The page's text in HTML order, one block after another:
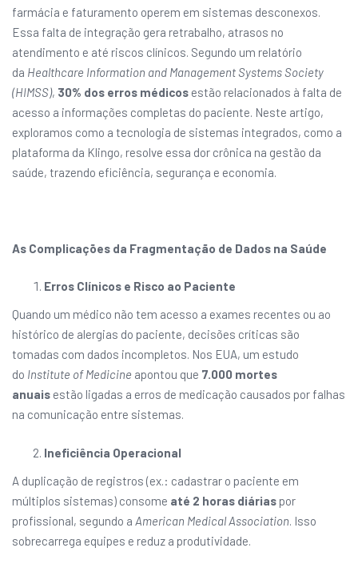
farmácia e faturamento operem em sistemas desconexos.
Essa falta de integração gera retrabalho, atrasos no
atendimento e até riscos clínicos. Segundo um relatório
da Healthcare Information and Management Systems Society
(HIMSS), 30% dos erros médicos estão relacionados à falta de
acesso a informações completas do paciente. Neste artigo,
exploramos como a tecnologia de sistemas integrados, como a
plataforma da Klingo, resolve essa dor crônica na gestão da
saúde, trazendo eficiência, segurança e economia.
As Complicações da Fragmentação de Dados na Saúde
Erros Clínicos e Risco ao Paciente
Quando um médico não tem acesso a exames recentes ou ao
histórico de alergias do paciente, decisões críticas são
tomadas com dados incompletos. Nos EUA, um estudo
do Institute of Medicine apontou que 7.000 mortes
anuais estão ligadas a erros de medicação causados por falhas
na comunicação entre sistemas.
Ineficiência Operacional
A duplicação de registros (ex.: cadastrar o paciente em
múltiplos sistemas) consome até 2 horas diárias por
profissional, segundo a American Medical Association . Isso
sobrecarrega equipes e reduz a produtividade.